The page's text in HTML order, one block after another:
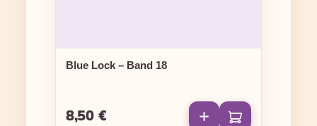
Blue Lock – Band 18
Regulärer Preis:
8,50 €